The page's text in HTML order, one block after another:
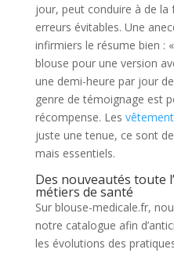
jour, peut conduire à de
erreurs évitables. Une
infirmiers le résume bien :
blouse pour une version
une demi-heure par jour
genre de témoignage est
récompense. Les
juste une tenue, ce sont
mais essentiels.
Des nouveautés toute
métiers de santé
Sur blouse-medicale.fr,
notre catalogue afin
les évolutions des